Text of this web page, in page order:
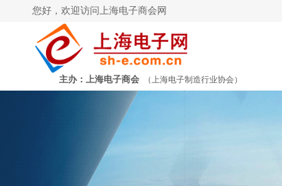
您好，欢迎访问上海电子商会网
（上海电子制造行业协会）
主办：上海电子商会